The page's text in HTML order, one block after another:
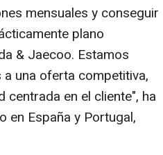
mensuales y conseguir
plano
& Jaecoo. Estamos
una oferta competitiva,
en el cliente", ha
en España y Portugal,